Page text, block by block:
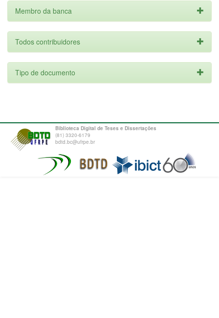
Membro da banca
Todos contribuidores
Tipo de documento
Biblioteca Digital de Teses e Dissertações
(81) 3320-6179
bdtd.bc@ufrpe.br